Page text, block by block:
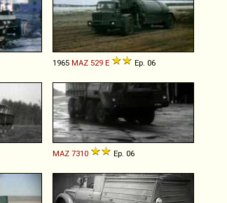
1965 MAZ 529 E Ep. 06
MAZ 7310 Ep. 06